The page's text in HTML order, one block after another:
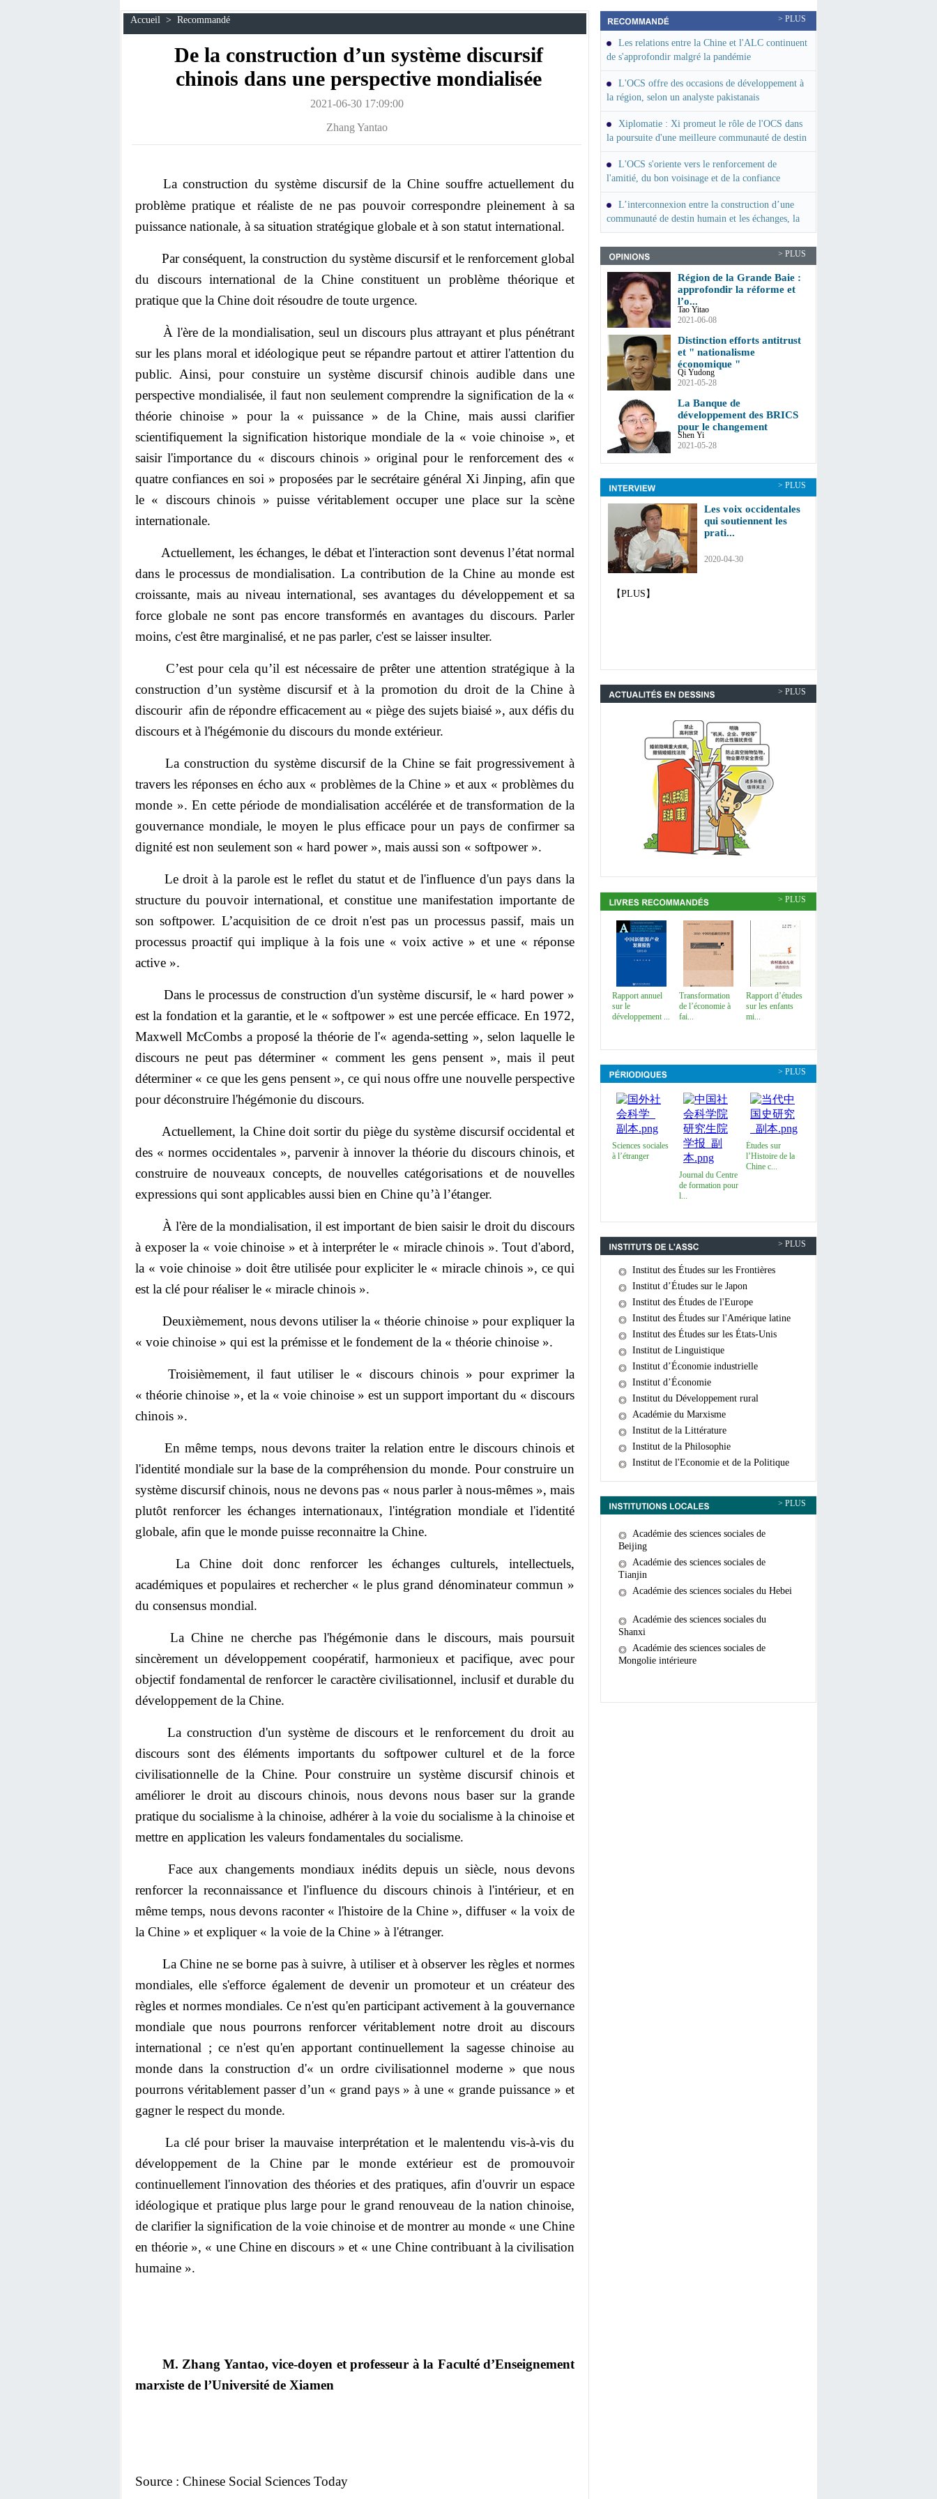
Accueil > Recommandé
De la construction d’un système discursif
chinois dans une perspective mondialisée
2021-06-30 17:09:00
Zhang Yantao
La construction du système discursif de la Chine souffre actuellement du
problème pratique et réaliste de ne pas pouvoir correspondre pleinement à sa
puissance nationale, à sa situation stratégique globale et à son statut international.
Par conséquent, la construction du système discursif et le renforcement global
du discours international de la Chine constituent un problème théorique et
pratique que la Chine doit résoudre de toute urgence.
À l'ère de la mondialisation, seul un discours plus attrayant et plus pénétrant
sur les plans moral et idéologique peut se répandre partout et attirer l'attention du
public. Ainsi, pour constuire un système discursif chinois audible dans une
perspective mondialisée, il faut non seulement comprendre la signification de la «
théorie chinoise » pour la « puissance » de la Chine, mais aussi clarifier
scientifiquement la signification historique mondiale de la « voie chinoise », et
saisir l'importance du « discours chinois » original pour le renforcement des «
quatre confiances en soi » proposées par le secrétaire général Xi Jinping, afin que
le « discours chinois » puisse véritablement occuper une place sur la scène
internationale.
Actuellement, les échanges, le débat et l'interaction sont devenus l’état normal
dans le processus de mondialisation. La contribution de la Chine au monde est
croissante, mais au niveau international, ses avantages du développement et sa
force globale ne sont pas encore transformés en avantages du discours. Parler
moins, c'est être marginalisé, et ne pas parler, c'est se laisser insulter.
C’est pour cela qu’il est nécessaire de prêter une attention stratégique à la
construction d’un système discursif et à la promotion du droit de la Chine à
discourir afin de répondre efficacement au « piège des sujets biaisé », aux défis du
discours et à l'hégémonie du discours du monde extérieur.
La construction du système discursif de la Chine se fait progressivement à
travers les réponses en écho aux « problèmes de la Chine » et aux « problèmes du
monde ». En cette période de mondialisation accélérée et de transformation de la
gouvernance mondiale, le moyen le plus efficace pour un pays de confirmer sa
dignité est non seulement son « hard power », mais aussi son « softpower ».
Le droit à la parole est le reflet du statut et de l'influence d'un pays dans la
structure du pouvoir international, et constitue une manifestation importante de
son softpower. L’acquisition de ce droit n'est pas un processus passif, mais un
processus proactif qui implique à la fois une « voix active » et une « réponse
active ».
Dans le processus de construction d'un système discursif, le « hard power »
est la fondation et la garantie, et le « softpower » est une percée efficace. En 1972,
Maxwell McCombs a proposé la théorie de l'« agenda-setting », selon laquelle le
discours ne peut pas déterminer « comment les gens pensent », mais il peut
déterminer « ce que les gens pensent », ce qui nous offre une nouvelle perspective
pour déconstruire l'hégémonie du discours.
Actuellement, la Chine doit sortir du piège du système discursif occidental et
des « normes occidentales », parvenir à innover la théorie du discours chinois, et
construire de nouveaux concepts, de nouvelles catégorisations et de nouvelles
expressions qui sont applicables aussi bien en Chine qu’à l’étanger.
À l'ère de la mondialisation, il est important de bien saisir le droit du discours
à exposer la « voie chinoise » et à interpréter le « miracle chinois ». Tout d'abord,
la « voie chinoise » doit être utilisée pour expliciter le « miracle chinois », ce qui
est la clé pour réaliser le « miracle chinois ».
Deuxièmement, nous devons utiliser la « théorie chinoise » pour expliquer la
« voie chinoise » qui est la prémisse et le fondement de la « théorie chinoise ».
Troisièmement, il faut utiliser le « discours chinois » pour exprimer la
« théorie chinoise », et la « voie chinoise » est un support important du « discours
chinois ».
En même temps, nous devons traiter la relation entre le discours chinois et
l'identité mondiale sur la base de la compréhension du monde. Pour construire un
système discursif chinois, nous ne devons pas « nous parler à nous-mêmes », mais
plutôt renforcer les échanges internationaux, l'intégration mondiale et l'identité
globale, afin que le monde puisse reconnaitre la Chine.
La Chine doit donc renforcer les échanges culturels, intellectuels,
académiques et populaires et rechercher « le plus grand dénominateur commun »
du consensus mondial.
La Chine ne cherche pas l'hégémonie dans le discours, mais poursuit
sincèrement un développement coopératif, harmonieux et pacifique, avec pour
objectif fondamental de renforcer le caractère civilisationnel, inclusif et durable du
développement de la Chine.
La construction d'un système de discours et le renforcement du droit au
discours sont des éléments importants du softpower culturel et de la force
civilisationnelle de la Chine. Pour construire un système discursif chinois et
améliorer le droit au discours chinois, nous devons nous baser sur la grande
pratique du socialisme à la chinoise, adhérer à la voie du socialisme à la chinoise et
mettre en application les valeurs fondamentales du socialisme.
Face aux changements mondiaux inédits depuis un siècle, nous devons
renforcer la reconnaissance et l'influence du discours chinois à l'intérieur, et en
même temps, nous devons raconter « l'histoire de la Chine », diffuser « la voix de
la Chine » et expliquer « la voie de la Chine » à l'étranger.
La Chine ne se borne pas à suivre, à utiliser et à observer les règles et normes
mondiales, elle s'efforce également de devenir un promoteur et un créateur des
règles et normes mondiales. Ce n'est qu'en participant activement à la gouvernance
mondiale que nous pourrons renforcer véritablement notre droit au discours
international ; ce n'est qu'en apportant continuellement la sagesse chinoise au
monde dans la construction d'« un ordre civilisationnel moderne » que nous
pourrons véritablement passer d’un « grand pays » à une « grande puissance » et
gagner le respect du monde.
La clé pour briser la mauvaise interprétation et le malentendu vis-à-vis du
développement de la Chine par le monde extérieur est de promouvoir
continuellement l'innovation des théories et des pratiques, afin d'ouvrir un espace
idéologique et pratique plus large pour le grand renouveau de la nation chinoise,
de clarifier la signification de la voie chinoise et de montrer au monde « une Chine
en théorie », « une Chine en discours » et « une Chine contribuant à la civilisation
humaine ».
M. Zhang Yantao, vice-doyen et professeur à la Faculté d’Enseignement
marxiste de l’Université de Xiamen
Source : Chinese Social Sciences Today
> PLUS
Les relations entre la Chine et l'ALC continuent
de s'approfondir malgré la pandémie
L'OCS offre des occasions de développement à
la région, selon un analyste pakistanais
Xiplomatie : Xi promeut le rôle de l'OCS dans
la poursuite d'une meilleure communauté de destin
L'OCS s'oriente vers le renforcement de
l'amitié, du bon voisinage et de la confiance
L’interconnexion entre la construction d’une
communauté de destin humain et les échanges, la
diffusion de la culture chinoise à l’étranger
> PLUS
Région de la Grande Baie :
approfondir la réforme et
l’o...
Tao Yitao
2021-06-08
Distinction efforts antitrust
et " nationalisme
économique "
Qi Yudong
2021-05-28
La Banque de
développement des BRICS
pour le changement
Shen Yi
2021-05-28
> PLUS
Les voix occidentales
qui soutiennent les
prati...
2020-04-30
【PLUS】
> PLUS
> PLUS
Rapport annuel
sur le
développement ...
Transformation
de l’économie à
fai...
Rapport d’études
sur les enfants
mi...
> PLUS
Sciences sociales
à l’étranger
Journal du Centre
de formation pour
l...
Études sur
l’Histoire de la
Chine c...
> PLUS
Institut des Études sur les Frontières
chinoises
Institut d’Études sur le Japon
Institut des Études de l'Europe
Institut des Études sur l'Amérique latine
Institut des Études sur les États-Unis
Institut de Linguistique
Institut d’Économie industrielle
Institut d’Économie
Institut du Développement rural
Académie du Marxisme
Institut de la Littérature
Institut de la Philosophie
Institut de l'Economie et de la Politique
> PLUS
Académie des sciences sociales de
Beijing
Académie des sciences sociales de
Tianjin
Académie des sciences sociales du Hebei
Académie des sciences sociales du
Shanxi
Académie des sciences sociales de
Mongolie intérieure